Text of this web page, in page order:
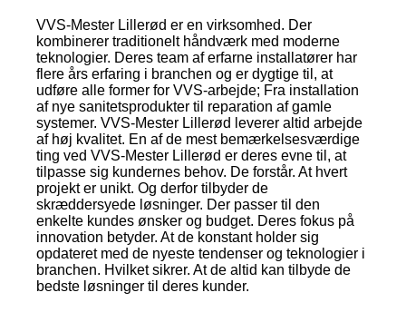
VVS-Mester Lillerød er en virksomhed. Der
kombinerer traditionelt håndværk med moderne
teknologier. Deres team af erfarne installatører har
flere års erfaring i branchen og er dygtige til, at
udføre alle former for VVS-arbejde; Fra installation
af nye sanitetsprodukter til reparation af gamle
systemer. VVS-Mester Lillerød leverer altid arbejde
af høj kvalitet. En af de mest bemærkelsesværdige
ting ved VVS-Mester Lillerød er deres evne til, at
tilpasse sig kundernes behov. De forstår. At hvert
projekt er unikt. Og derfor tilbyder de
skræddersyede løsninger. Der passer til den
enkelte kundes ønsker og budget. Deres fokus på
innovation betyder. At de konstant holder sig
opdateret med de nyeste tendenser og teknologier i
branchen. Hvilket sikrer. At de altid kan tilbyde de
bedste løsninger til deres kunder.